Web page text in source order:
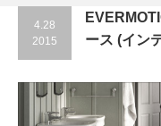
4.28
2015
ース (イン